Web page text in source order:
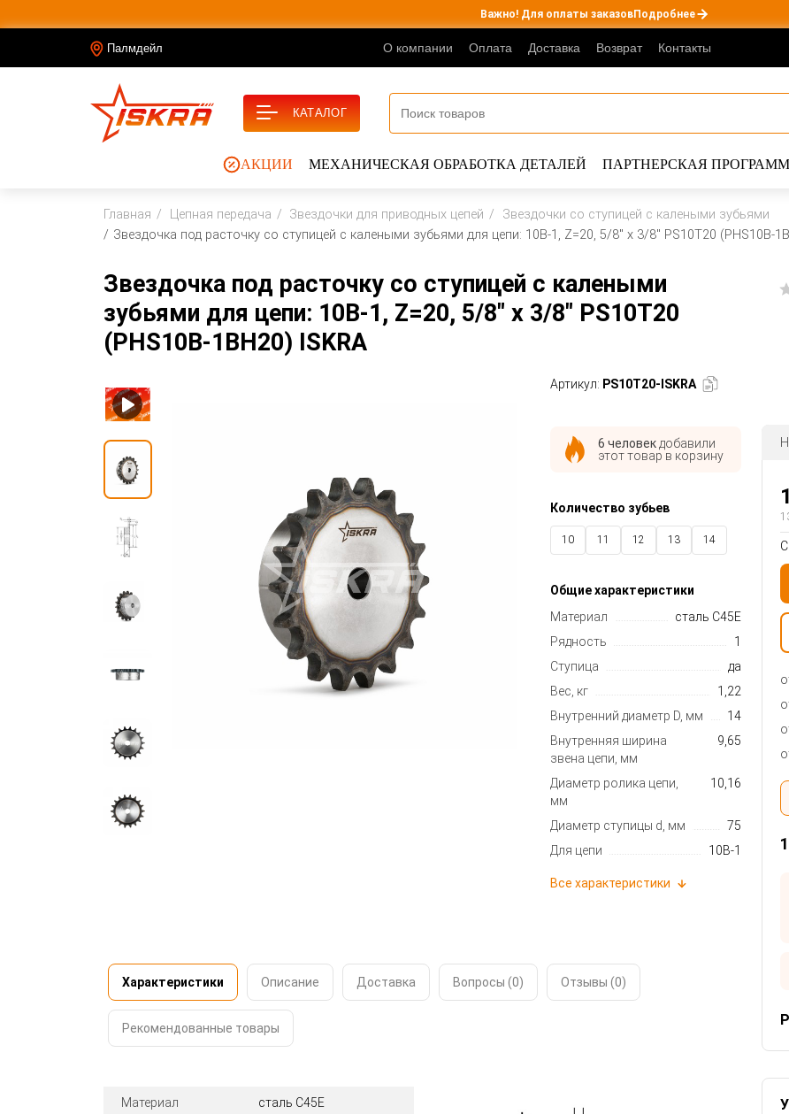
Важно! Для оплаты заказовПодробнее
Палмдейл О компании Оплата Доставка Возврат Контакты
АКЦИИ МЕХАНИЧЕСКАЯ ОБРАБОТКА ДЕТАЛЕЙ ПАРТНЕРСКАЯ
КАТАЛОГ
Главная Цепная передача Звездочки для приводных цепей
Звездочки со ступицей с калеными зубьями
Звездочка под расточку со ступицей с калеными зубьями для цепи: 10B-1, Z=20, 5/8" x 3/8" PS10T20 (PHS10B-
Звездочка под расточку со ступицей с калеными
зубьями для цепи: 10B-1, Z=20, 5/8" x 3/8" PS10T20
(PHS10B-1BH20) ISKRA
Артикул: PS10T20-ISKRA
6 человек добавили
этот товар в корзину
Количество зубьев
10 11 12 13 14
20 21 22 23
Общие характеристики
Материал
сталь C45E
Рядность
1
Ступица
да
Вес, кг
1,22
Внутренний диаметр D, мм
14
Внутренняя ширина
звена цепи, мм
9,65
Диаметр ролика цепи,
мм
10,16
Диаметр ступицы d, мм
75
Для цепи
10B-1
Все характеристики
Характеристики Описание Доставка Вопросы (0) Отзывы (0)
Рекомендованные товары
Материал сталь C45E